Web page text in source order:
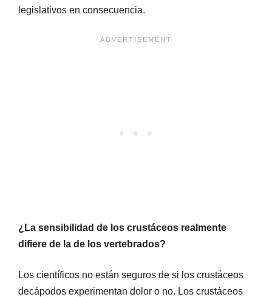
legislativos en consecuencia.
¿La sensibilidad de los crustáceos realmente
difiere de la de los vertebrados?
Los científicos no están seguros de si los crustáceos
decápodos experimentan dolor o no. Los crustáceos